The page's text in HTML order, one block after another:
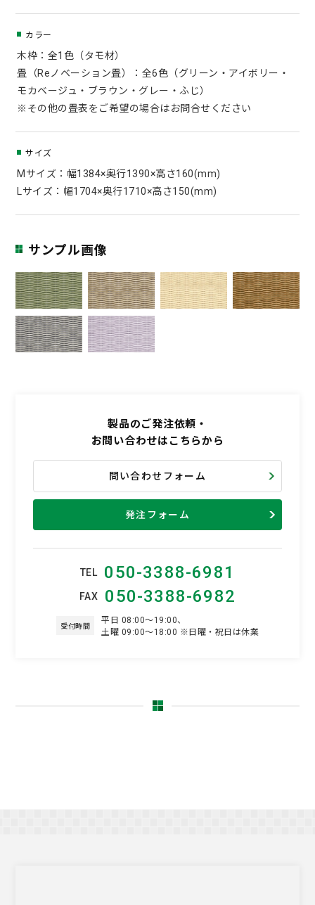
カラー
木枠：全1色（タモ材）
畳（Reノベーション畳）：全6色（グリーン・アイボリー・
モカベージュ・ブラウン・グレー・ふじ）
※その他の畳表をご希望の場合はお問合せください
サイズ
Mサイズ：幅1384×奥行1390×高さ160(mm)
Lサイズ：幅1704×奥行1710×高さ150(mm)
サンプル画像
製品のご発注依頼・
お問い合わせはこちらから
問い合わせフォーム
発注フォーム
TEL 050-3388-6981
FAX 050-3388-6982
受付時間
平日 08:00～19:00、
土曜 09:00～18:00 ※日曜・祝日は休業